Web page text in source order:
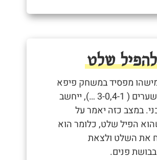
להפיל שלט
מפסיד במשחק פיפא
בהפרש 3 שערים ( 3-0,4-1 …), ייחשב
במצב כזה יאמר על
הפיל שלט, כלומר הוא
את השלט ולצאת
פנים.